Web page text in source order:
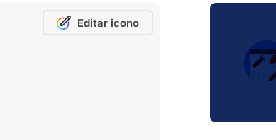
Editar icono